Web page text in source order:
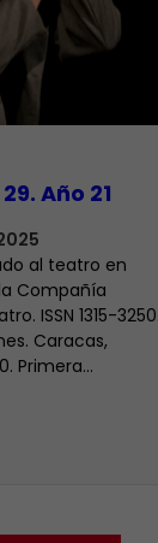
Año 21
al teatro en
Compañía
ISSN 1315-3250.
Caracas,
Primera…